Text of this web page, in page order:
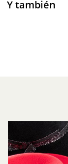
Y también